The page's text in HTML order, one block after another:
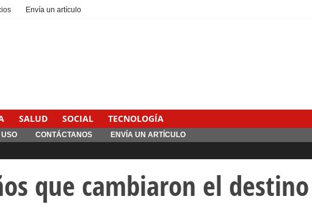
Envía un artículo
SALUD SOCIAL TECNOLOGÍA
CONTÁCTANOS ENVÍA UN ARTÍCULO
que cambiaron el